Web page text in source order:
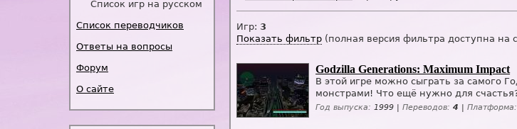
Список игр на русском
Список переводчиков
Ответы на вопросы
Форум
О сайте
Игр: 3
Показать фильтр (полная версия фильтра доступна на
Godzilla Generations: Maximum Impact
В этой игре можно сыграть за самого
монстрами! Что ещё нужно для
Год выпуска: 1999 |Переводов: 4 |Платформа: